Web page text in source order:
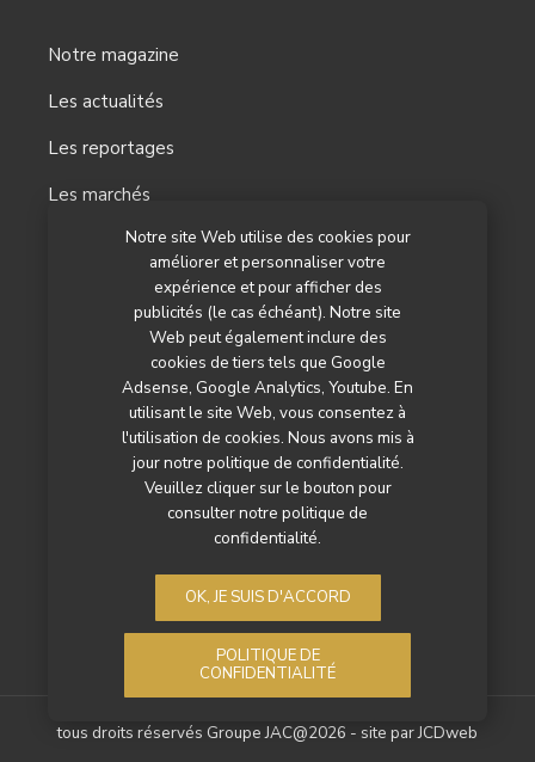
Notre site Web utilise des cookies pour
améliorer et personnaliser votre
expérience et pour afficher des
publicités (le cas échéant). Notre site
Web peut également inclure des
cookies de tiers tels que Google
Adsense, Google Analytics, Youtube. En
utilisant le site Web, vous consentez à
l'utilisation de cookies. Nous avons mis à
jour notre politique de confidentialité.
Veuillez cliquer sur le bouton pour
consulter notre politique de
confidentialité.
OK, JE SUIS D'ACCORD
POLITIQUE DE
CONFIDENTIALITÉ
Notre magazine
Les actualités
Les reportages
Les marchés
Nos autres titres
Qui sommes-nous ?
Contactez-nous
Mentions légales
Politique de confidentialité
tous droits réservés Groupe JAC@2026 - site parJCDweb